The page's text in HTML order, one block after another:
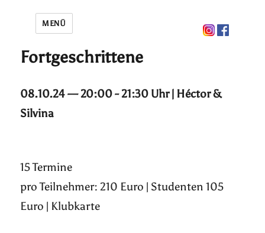
MENÜ
Fortgeschrittene
08.10.24 — 20:00 - 21:30 Uhr | Héctor &
Silvina
15 Termine
pro Teilnehmer: 210 Euro | Studenten 105
Euro | Klubkarte